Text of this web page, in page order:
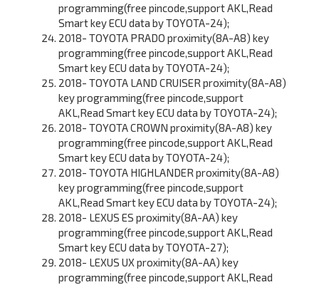
programming(free pincode,support AKL,Read
Smart key ECU data by TOYOTA-24);
2018- TOYOTA PRADO proximity(8A-A8) key
programming(free pincode,support AKL,Read
Smart key ECU data by TOYOTA-24);
2018- TOYOTA LAND CRUISER proximity(8A-A8)
key programming(free pincode,support
AKL,Read Smart key ECU data by TOYOTA-24);
2018- TOYOTA CROWN proximity(8A-A8) key
programming(free pincode,support AKL,Read
Smart key ECU data by TOYOTA-24);
2018- TOYOTA HIGHLANDER proximity(8A-A8)
key programming(free pincode,support
AKL,Read Smart key ECU data by TOYOTA-24);
2018- LEXUS ES proximity(8A-AA) key
programming(free pincode,support AKL,Read
Smart key ECU data by TOYOTA-27);
2018- LEXUS UX proximity(8A-AA) key
programming(free pincode,support AKL,Read